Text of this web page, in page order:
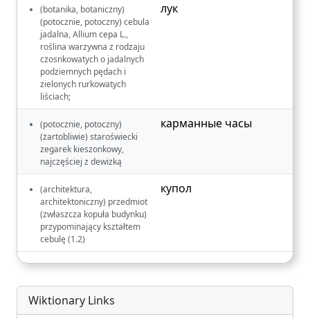
(botanika, botaniczny)
(potocznie, potoczny) cebula
jadalna, Allium cepa L.,
roślina warzywna z rodzaju
czosnkowatych o jadalnych
podziemnych pędach i
zielonych rurkowatych
liściach;
лук
(potocznie, potoczny)
(żartobliwie) staroświecki
zegarek kieszonkowy,
najczęściej z dewizką
карманные часы
(architektura,
architektoniczny) przedmiot
(zwłaszcza kopuła budynku)
przypominający kształtem
cebulę (1.2)
купол
Wiktionary Links